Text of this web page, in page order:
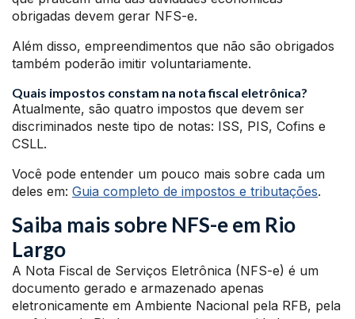
obrigadas devem gerar NFS-e.
Além disso, empreendimentos que não são obrigados
também poderão imitir voluntariamente.
Quais impostos constam na nota fiscal eletrônica?
Atualmente, são quatro impostos que devem ser
discriminados neste tipo de notas: ISS, PIS, Cofins e
CSLL.
Você pode entender um pouco mais sobre cada um
deles em: Guia completo de impostos e tributações.
Saiba mais sobre NFS-e em Rio
Largo
A Nota Fiscal de Serviços Eletrônica (NFS-e) é um
documento gerado e armazenado apenas
eletronicamente em Ambiente Nacional pela RFB, pela